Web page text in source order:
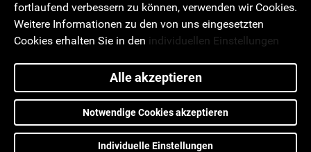
fortlaufend verbessern zu können, verwenden wir Cookies.
Weitere Informationen zu den von uns eingesetzten
Cookies erhalten Sie in den individuellen Einstellungen
Alle akzeptieren
Notwendige Cookies akzeptieren
Individuelle Einstellungen